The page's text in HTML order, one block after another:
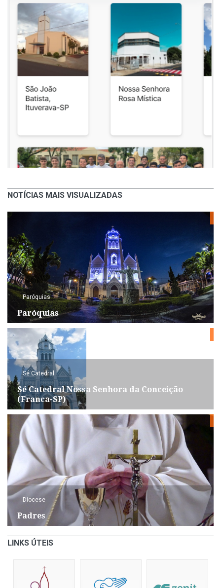
NOTÍCIAS MAIS VISUALIZADAS
Paróquias
Paróquias
Sé Catedral
Sé Catedral Nossa Senhora da Conceição
(Franca-SP)
Diocese
Padres
LINKS ÚTEIS